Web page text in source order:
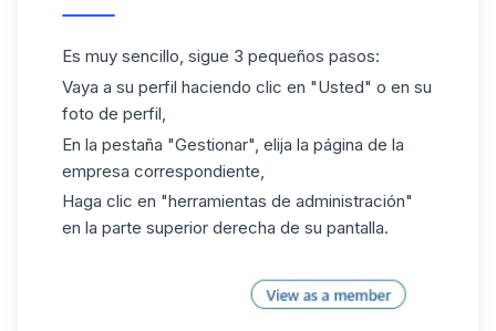
Es muy sencillo, sigue 3 pequeños pasos:
Vaya a su perfil haciendo clic en "Usted" o en su
foto de perfil,
En la pestaña "Gestionar", elija la página de la
empresa correspondiente,
Haga clic en "herramientas de administración"
en la parte superior derecha de su pantalla.